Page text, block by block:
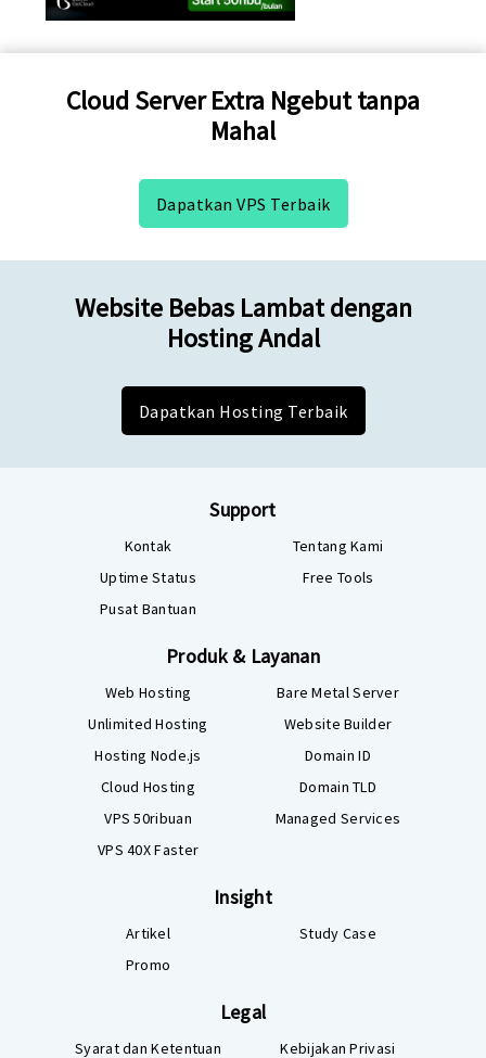
Cloud Server Extra Ngebut tanpa
Mahal
Dapatkan VPS Terbaik
Website Bebas Lambat dengan
Hosting Andal
Dapatkan Hosting Terbaik
Support
Kontak
Uptime Status
Pusat Bantuan
Tentang Kami
Free Tools
Produk & Layanan
Web Hosting
Unlimited Hosting
Hosting Node.js
Cloud Hosting
VPS 50ribuan
VPS 40X Faster
Bare Metal Server
Website Builder
Domain ID
Domain TLD
Managed Services
Insight
Artikel
Promo
Study Case
Legal
Syarat dan Ketentuan Kebijakan Privasi